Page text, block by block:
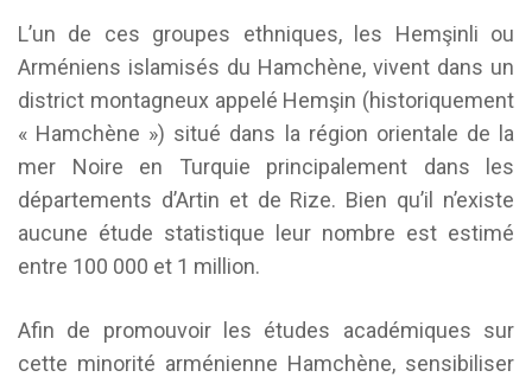
L’un de ces groupes ethniques, les Hemşinli ou
Arméniens islamisés du Hamchène, vivent dans un
district montagneux appelé Hemşin (historiquement
« Hamchène ») situé dans la région orientale de la
mer Noire en Turquie principalement dans les
départements d’Artin et de Rize. Bien qu’il n’existe
aucune étude statistique leur nombre est estimé
entre 100 000 et 1 million.
Afin de promouvoir les études académiques sur
cette minorité arménienne Hamchène, sensibiliser